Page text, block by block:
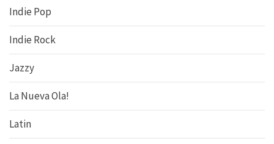
Indie Pop
Indie Rock
Jazzy
La Nueva Ola!
Latin